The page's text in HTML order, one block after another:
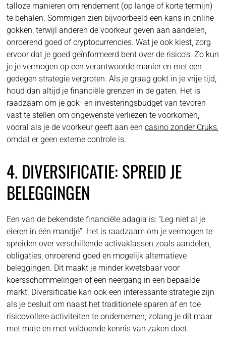
talloze manieren om rendement (op lange of korte termijn)
te behalen. Sommigen zien bijvoorbeeld een kans in online
gokken, terwijl anderen de voorkeur geven aan aandelen,
onroerend goed of cryptocurrencies. Wat je ook kiest, zorg
ervoor dat je goed geïnformeerd bent over de risico's. Zo kun
je je vermogen op een verantwoorde manier en met een
gedegen strategie vergroten. Als je graag gokt in je vrije tijd,
houd dan altijd je financiële grenzen in de gaten. Het is
raadzaam om je gok- en investeringsbudget van tevoren
vast te stellen om ongewenste verliezen te voorkomen,
vooral als je de voorkeur geeft aan eencasino zonder Cruks
omdat er geen externe controle is.
4. DIVERSIFICATIE: SPREID JE
BELEGGINGEN
Een van de bekendste financiële adagia is: “Leg niet al je
eieren in één mandje”. Het is raadzaam om je vermogen te
spreiden over verschillende activaklassen zoals aandelen,
obligaties, onroerend goed en mogelijk alternatieve
beleggingen. Dit maakt je minder kwetsbaar voor
koersschommelingen of een neergang in een bepaalde
markt. Diversificatie kan ook een interessante strategie zijn
als je besluit om naast het traditionele sparen af en toe
risicovollere activiteiten te ondernemen, zolang je dit maar
met mate en met voldoende kennis van zaken doet.